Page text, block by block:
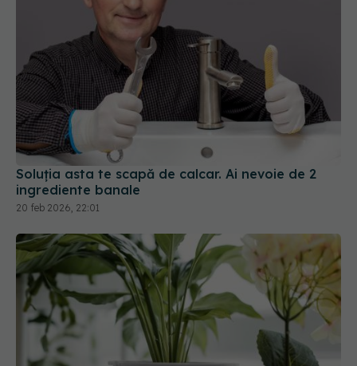
Soluția asta te scapă de calcar. Ai nevoie de 2
ingrediente banale
20 feb 2026, 22:01